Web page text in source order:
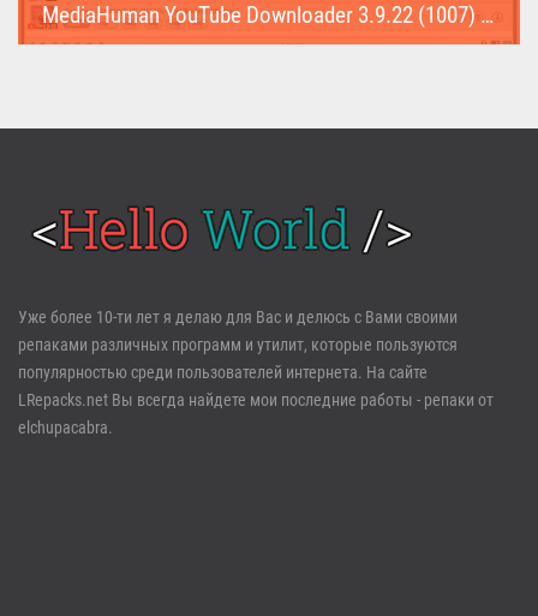
MediaHuman YouTube Downloader 3.9.22 (1007) (Repack & Portable)
Войти
Регистрация
Забыли пароль?
Уже более 10-ти лет я делаю для Вас и делюсь с Вами своими
репаками различных программ и утилит, которые пользуются
популярностью среди пользователей интернета. На сайте
LRepacks.net Вы всегда найдете мои последние работы - репаки от
elchupacabra.